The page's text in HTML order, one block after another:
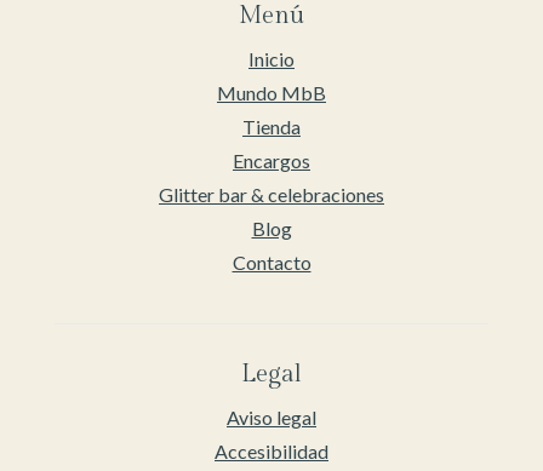
Menú
Inicio
Mundo MbB
Tienda
Encargos
Glitter bar & celebraciones
Blog
Contacto
Legal
Aviso legal
Accesibilidad